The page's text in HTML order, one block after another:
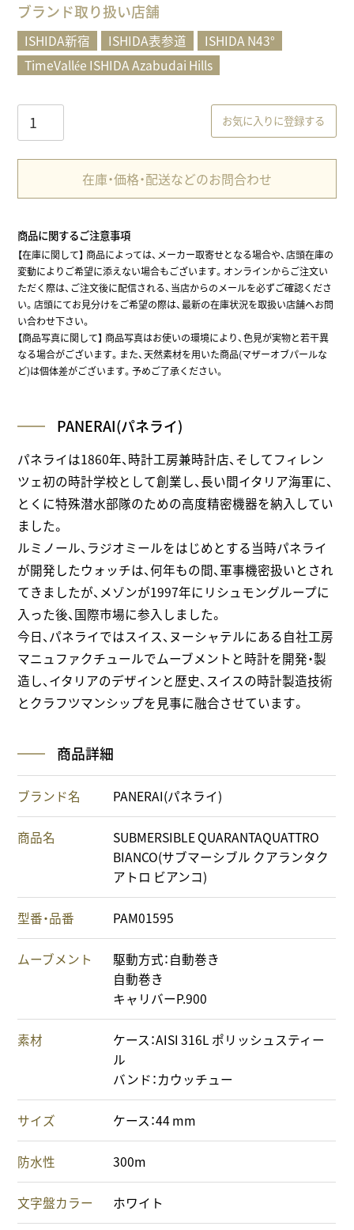
ブランド取り扱い店舗
ISHIDA新宿 ISHIDA表参道
ISHIDA N43°
TimeVallée ISHIDA Azabudai Hills
お気に入りに登録する
在庫・価格・配送などのお問合わせ
商品に関するご注意事項
【在庫に関して】商品によっては、メーカー取寄せとなる場合や、店頭在庫の
変動によりご希望に添えない場合もございます。オンラインからご注文い
ただく際は、ご注文後に配信される、当店からのメールを必ずご確認くださ
い。店頭にてお見分けをご希望の際は、最新の在庫状況を取扱い店舗へお問
い合わせ下さい。
【商品写真に関して】 商品写真はお使いの環境により、色見が実物と若干異
なる場合がございます。また、天然素材を用いた商品(マザーオブパールな
ど)は個体差がございます。予めご了承ください。
PANERAI(パネライ)
パネライは1860年、時計工房兼時計店、そしてフィレン
ツェ初の時計学校として創業し、長い間イタリア海軍に、
とくに特殊潜水部隊のための高度精密機器を納入してい
ました。
ルミノール、ラジオミールをはじめとする当時パネライ
が開発したウォッチは、何年もの間、軍事機密扱いとされ
てきましたが、メゾンが1997年にリシュモングループに
入った後、国際市場に参入しました。
今日、パネライではスイス、ヌーシャテルにある自社工房
マニュファクチュールでムーブメントと時計を開発・製
造し、イタリアのデザインと歴史、スイスの時計製造技術
とクラフツマンシップを見事に融合させています。
商品詳細
ブランド名 PANERAI(パネライ)
商品名
SUBMERSIBLE QUARANTAQUATTRO
BIANCO(サブマーシブル クアランタク
アトロ ビアンコ)
型番・品番 PAM01595
ムーブメント
駆動方式：自動巻き
自動巻き
キャリバーP.900
素材
ケース：AISI 316L ポリッシュスティー
ル
バンド：カウッチュー
サイズ ケース：44 mm
防水性 300m
文字盤カラー ホワイト